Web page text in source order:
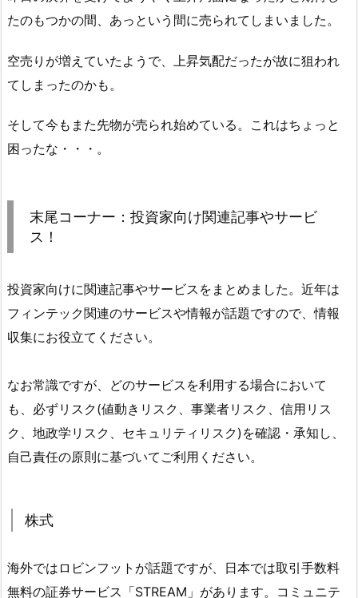
たのもつかの間、あっという間に売られてしまいました。
空売りが増えていたようで、上昇気配だったが故に狙われ
てしまったのかも。
そして今もまた先物が売られ始めている。これはちょっと
困ったな・・・。
末尾コーナー：投資家向け関連記事やサービ
ス！
投資家向けに関連記事やサービスをまとめました。近年は
フィンテック関連のサービスや情報が話題ですので、情報
収集にお役立てください。
なお常識ですが、どのサービスを利用する場合において
も、必ずリスク(値動きリスク、事業者リスク、信用リス
ク、地政学リスク、セキュリティリスク)を確認・承知し、
自己責任の原則に基づいてご利用ください。
株式
海外ではロビンフットが話題ですが、日本では取引手数料
無料の証券サービス「STREAM」があります。コミュニテ